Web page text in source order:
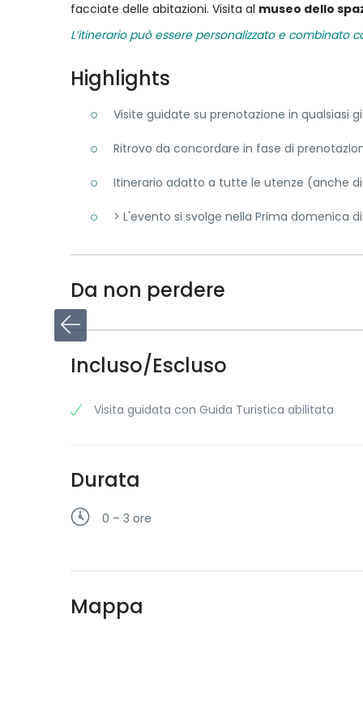
facciate delle abitazioni. Visita al museo dello
L’itinerario può essere personalizzato e combinato
Highlights
Visite guidate su prenotazione in qualsiasi
Ritrovo da concordare in fase di
Itinerario adatto a tutte le utenze (anche
> L'evento si svolge nella Prima domenica
Da non perdere
Incluso/Escluso
Visita guidata con Guida Turistica abilitata
Durata
0 – 3 ore
Mappa